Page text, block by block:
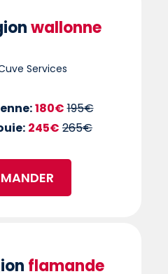
wallonne
Services
180€195€
245€ 265€
flamande